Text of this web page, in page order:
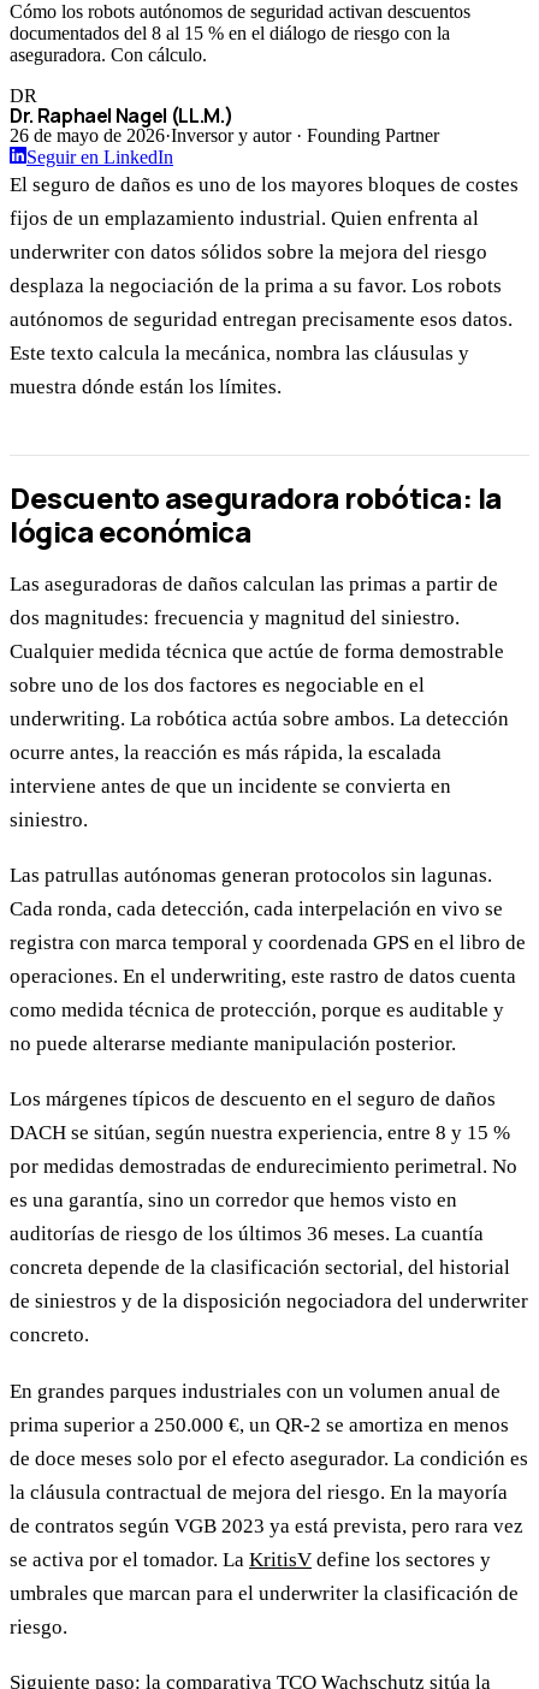
Cómo los robots autónomos de seguridad activan descuentos
documentados del 8 al 15 % en el diálogo de riesgo con la
aseguradora. Con cálculo.
DR
Dr. Raphael Nagel (LL.M.)
26 de mayo de 2026·Inversor y autor · Founding Partner
Seguir en LinkedIn
El seguro de daños es uno de los mayores bloques de costes
fijos de un emplazamiento industrial. Quien enfrenta al
underwriter con datos sólidos sobre la mejora del riesgo
desplaza la negociación de la prima a su favor. Los robots
autónomos de seguridad entregan precisamente esos datos.
Este texto calcula la mecánica, nombra las cláusulas y
muestra dónde están los límites.
Descuento aseguradora robótica: la
lógica económica
Las aseguradoras de daños calculan las primas a partir de
dos magnitudes: frecuencia y magnitud del siniestro.
Cualquier medida técnica que actúe de forma demostrable
sobre uno de los dos factores es negociable en el
underwriting. La robótica actúa sobre ambos. La detección
ocurre antes, la reacción es más rápida, la escalada
interviene antes de que un incidente se convierta en
siniestro.
Las patrullas autónomas generan protocolos sin lagunas.
Cada ronda, cada detección, cada interpelación en vivo se
registra con marca temporal y coordenada GPS en el libro de
operaciones. En el underwriting, este rastro de datos cuenta
como medida técnica de protección, porque es auditable y
no puede alterarse mediante manipulación posterior.
Los márgenes típicos de descuento en el seguro de daños
DACH se sitúan, según nuestra experiencia, entre 8 y 15 %
por medidas demostradas de endurecimiento perimetral. No
es una garantía, sino un corredor que hemos visto en
auditorías de riesgo de los últimos 36 meses. La cuantía
concreta depende de la clasificación sectorial, del historial
de siniestros y de la disposición negociadora del underwriter
concreto.
En grandes parques industriales con un volumen anual de
prima superior a 250.000 €, un QR-2 se amortiza en menos
de doce meses solo por el efecto asegurador. La condición es
la cláusula contractual de mejora del riesgo. En la mayoría
de contratos según VGB 2023 ya está prevista, pero rara vez
se activa por el tomador. La KritisV define los sectores y
umbrales que marcan para el underwriter la clasificación de
riesgo.
Siguiente paso: la comparativa TCO Wachschutz sitúa la